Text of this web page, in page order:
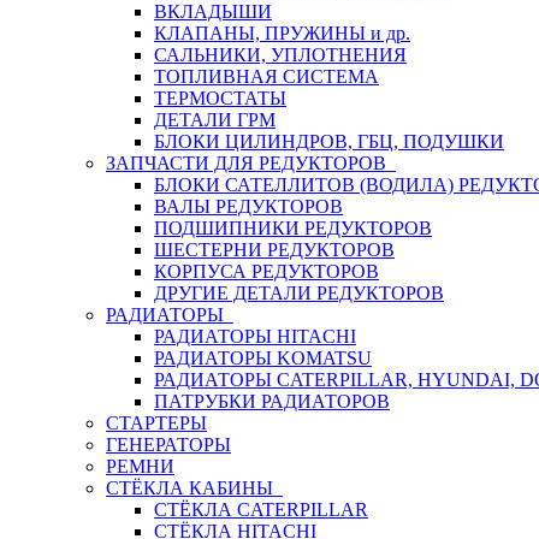
ВКЛАДЫШИ
КЛАПАНЫ, ПРУЖИНЫ и др.
САЛЬНИКИ, УПЛОТНЕНИЯ
ТОПЛИВНАЯ СИСТЕМА
ТЕРМОСТАТЫ
ДЕТАЛИ ГРМ
БЛОКИ ЦИЛИНДРОВ, ГБЦ, ПОДУШКИ
ЗАПЧАСТИ ДЛЯ РЕДУКТОРОВ
БЛОКИ САТЕЛЛИТОВ (ВОДИЛА)
ВАЛЫ РЕДУКТОРОВ
ПОДШИПНИКИ РЕДУКТОРОВ
ШЕСТЕРНИ РЕДУКТОРОВ
КОРПУСА РЕДУКТОРОВ
ДРУГИЕ ДЕТАЛИ РЕДУКТОРОВ
РАДИАТОРЫ
РАДИАТОРЫ HITACHI
РАДИАТОРЫ KOMATSU
РАДИАТОРЫ CATERPILLAR, HYUNDAI,
ПАТРУБКИ РАДИАТОРОВ
СТАРТЕРЫ
ГЕНЕРАТОРЫ
РЕМНИ
СТЁКЛА КАБИНЫ
СТЁКЛА CATERPILLAR
СТЁКЛА HITACHI